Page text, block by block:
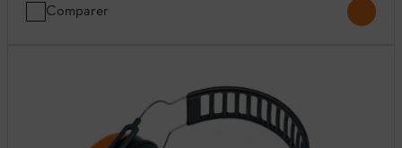
Comparer